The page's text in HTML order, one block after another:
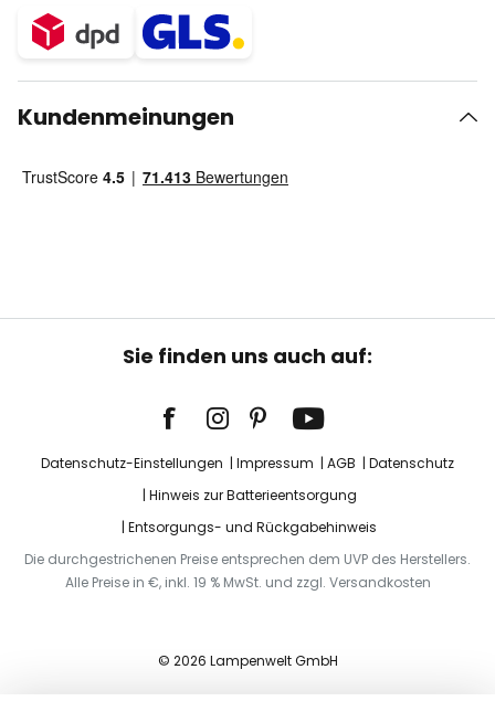
Kundenmeinungen
Sie finden uns auch auf:
Datenschutz-Einstellungen Impressum AGB
Datenschutz
Hinweis zur Batterieentsorgung
Entsorgungs- und Rückgabehinweis
Die durchgestrichenen Preise entsprechen dem UVP des Herstellers.
Alle Preise in €, inkl. 19 % MwSt. und zzgl. Versandkosten
© 2026 Lampenwelt GmbH